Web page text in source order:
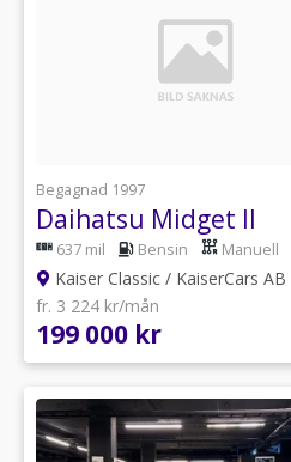
Begagnad 1997
Daihatsu Midget II
637 mil Bensin Manuell
Kaiser Classic / KaiserCars AB
fr. 3 224 kr/mån
199 000 kr